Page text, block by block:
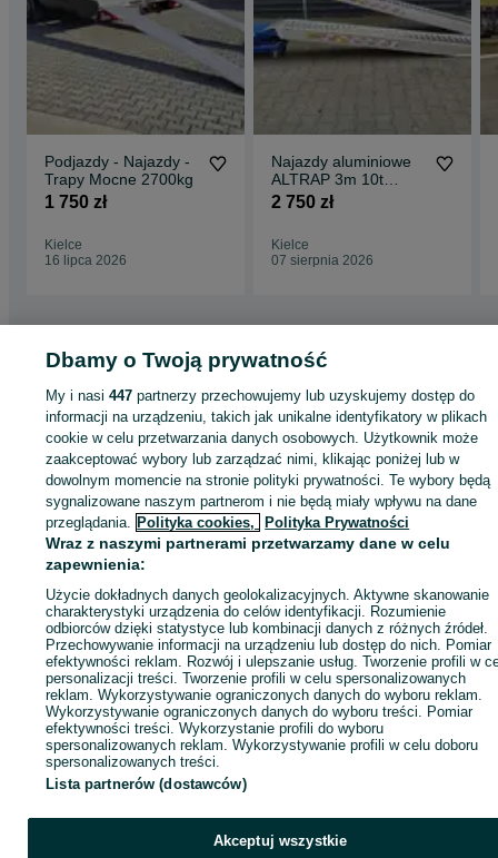
Podjazdy - Najazdy -
Trapy Mocne 2700kg
1 750 zł
Kielce
16 lipca 2026
Najazdy aluminiowe
ALTRAP 3m 10t
najlepsze ceny HURT
2 750 zł
Kielce
07 sierpnia 2026
Strona główna Motoryzacja Części samochodowe
KATEGORIA
ID:895790458 Wyświetlenia:
Zadzwoń / SMS Wyślij wiadomość
Dbamy o Twoją prywatność
My i nasi447 partnerzy przechowujemy lub uzyskujemy dostęp do
informacji na urządzeniu, takich jak unikalne identyfikatory w plikach
cookie w celu przetwarzania danych osobowych. Użytkownik może
zaakceptować wybory lub zarządzać nimi, klikając poniżej lub w
dowolnym momencie na stronie polityki prywatności. Te wybory będą
sygnalizowane naszym partnerom i nie będą miały wpływu na dane
przeglądania. Polityka cookies, Polityka Prywatności
Wraz z naszymi partnerami przetwarzamy dane w celu
zapewnienia:
Użycie dokładnych danych geolokalizacyjnych. Aktywne skanowanie
charakterystyki urządzenia do celów identyfikacji. Rozumienie
odbiorców dzięki statystyce lub kombinacji danych z różnych źródeł.
Przechowywanie informacji na urządzeniu lub dostęp do nich. Pomiar
efektywności reklam. Rozwój i ulepszanie usług. Tworzenie profili w
personalizacji treści. Tworzenie profili w celu spersonalizowanych
reklam. Wykorzystywanie ograniczonych danych do wyboru reklam.
Wykorzystywanie ograniczonych danych do wyboru treści. Pomiar
efektywności treści. Wykorzystanie profili do wyboru
spersonalizowanych reklam. Wykorzystywanie profili w celu doboru
spersonalizowanych treści.
Lista partnerów (dostawców)
Akceptuj wszystkie